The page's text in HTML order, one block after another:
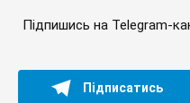
Підпишись на Telegram-
Підписатись